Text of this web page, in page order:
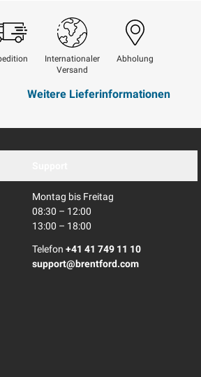
Internationaler
Versand
Abholung
Weitere Lieferinformationen
Montag bis Freitag
08:30 – 12:00
13:00 – 18:00
Telefon +41 41 749 11 10
support@brentford.com